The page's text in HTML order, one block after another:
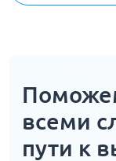
всеми
пути к